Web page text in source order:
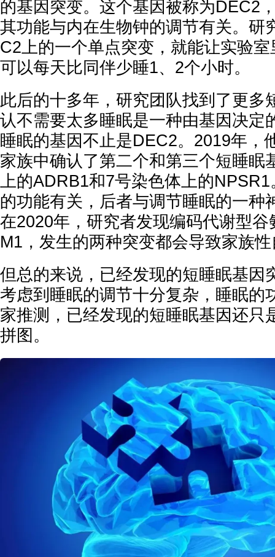
的基因突变。这个基因被称为DEC2
其功能与内在生物钟的调节有关。研
C2上的一个单点突变，就能让实验
可以每天比同伴少睡1、2个小时。
此后的十多年，研究团队找到了更多
认不需要太多睡眠是一种由基因决定
睡眠的基因不止是DEC2。2019年，
家族中确认了第二个和第三个短睡眠
上的ADRB1和7号染色体上的
的功能有关，后者与调节睡眠的一种
在2020年，研究者发现编码代谢型
M1，发生的两种突变都会导致家族
但总的来说，已经发现的短睡眠基因
考虑到睡眠的调节十分复杂，睡眠的
家推测，已经发现的短睡眠基因还只
拼图。